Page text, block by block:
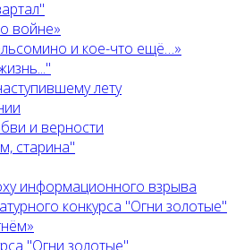
войне»
и кое-что ещё…»
лету
и верности
старина"
информационного взрыва
конкурса "Огни золотые"
"Огни золотые"